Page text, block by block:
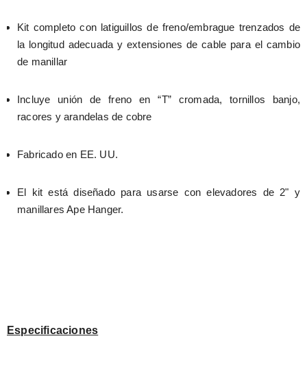
Kit completo con latiguillos de freno/embrague trenzados de
la longitud adecuada y extensiones de cable para el cambio
de manillar
Incluye unión de freno en “T” cromada, tornillos banjo,
racores y arandelas de cobre
Fabricado en EE. UU.
El kit está diseñado para usarse con elevadores de 2" y
manillares Ape Hanger.
Especificaciones